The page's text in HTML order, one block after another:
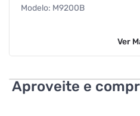
Modelo: M9200B
Altura: 13,3 cm
Ver
Aproveite e